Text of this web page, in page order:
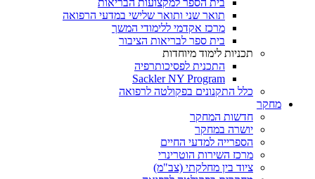
בית הספר למקצועות הבריאות
תואר שני ותואר שלישי במדעי הרפואה
מרכז אקדמי ללימודי המשך
בית ספר לבריאות הציבור
תכניות לימוד מיוחדות
התכנית לפסיכותרפיה
Sackler NY Program
כלל התקנונים בפקולטה לרפואה
מחקר
חדשות המחקר
יושרה במחקר
הספרייה למדעי החיים
מרכז השירות הוטרינרי
ציוד בין מחלקתי (צב"מ)